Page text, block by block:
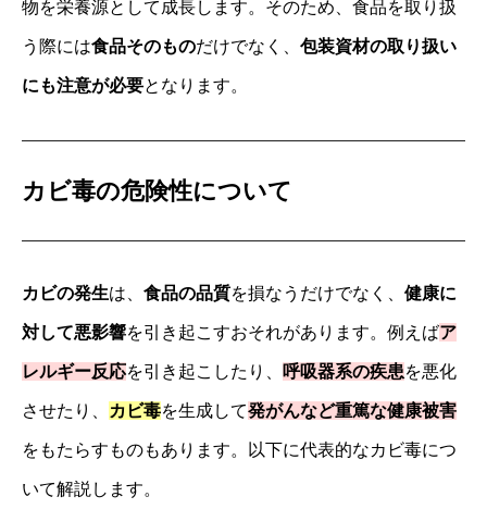
物を栄養源として成長します。そのため、食品を取り扱
う際には食品そのものだけでなく、 包装資材の取り扱い
にも注意が必要となります。
カビ毒の危険性について
カビの発生は、 食品の品質を損なうだけでなく、 健康に
対して悪影響を引き起こすおそれがあります。例えばア
レルギー反応を引き起こしたり、 呼吸器系の疾患を悪化
させたり、 カビ毒を生成して発がんなど重篤な健康被害
をもたらすものもあります。以下に代表的なカビ毒につ
いて解説します。